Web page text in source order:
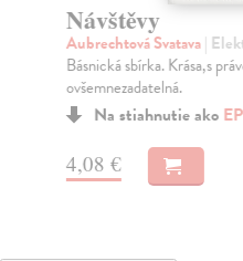
Návštěvy
Aubrechtová Svatava|
Básnická sbírka. Krása,s
ovšemnezadatelná.
Na stiahnutie ako
4,08 €